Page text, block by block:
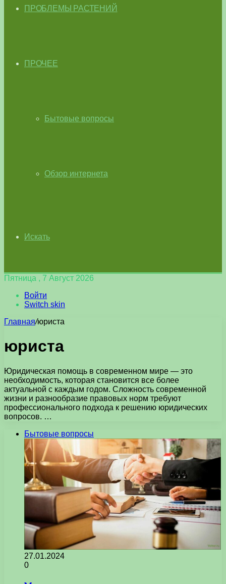
ПРОБЛЕМЫ РАСТЕНИЙ
ПРОЧЕЕ
Бытовые вопросы
Обзор интернета
Искать
Пятница , 7 Август 2026
Войти
Switch skin
Главная/юриста
юриста
Юридическая помощь в современном мире — это
необходимость, которая становится все более
актуальной с каждым годом. Сложность современной
жизни и разнообразие правовых норм требуют
профессионального подхода к решению юридических
вопросов. …
Бытовые вопросы
27.01.2024
0